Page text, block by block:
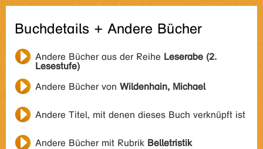
Buchdetails + Andere Bücher
Andere Bücher aus der Reihe Leserabe (2.
Lesestufe)
Andere Bücher von Wildenhain, Michael
Andere Titel, mit denen dieses Buch verknüpft ist
Andere Bücher mit Rubrik Belletristik